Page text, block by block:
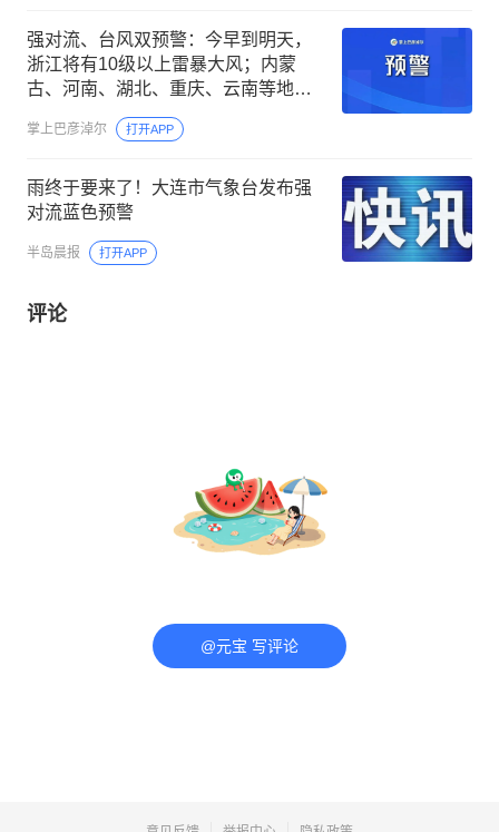
强对流、台风双预警：今早到明天，
浙江将有10级以上雷暴大风；内蒙
古、河南、湖北、重庆、云南等地有
掌上巴彦淖尔 打开APP
雨终于要来了！大连市气象台发布强
对流蓝色预警
半岛晨报 打开APP
评论
@元宝 写评论